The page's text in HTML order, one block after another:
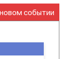
событии